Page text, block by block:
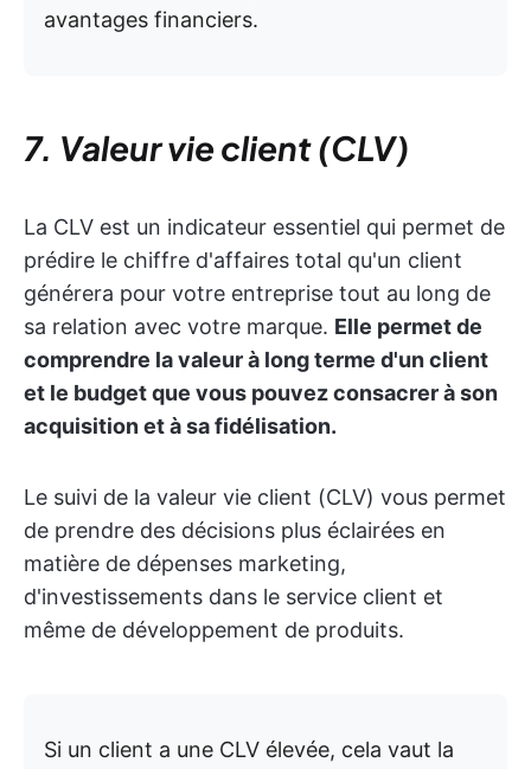
avantages financiers.
7. Valeur vie client (CLV)
La CLV est un indicateur essentiel qui permet de
prédire le chiffre d'affaires total qu'un client
générera pour votre entreprise tout au long de
sa relation avec votre marque. Elle permet de
comprendre la valeur à long terme d'un client
et le budget que vous pouvez consacrer à son
acquisition et à sa fidélisation.
Le suivi de la valeur vie client (CLV) vous permet
de prendre des décisions plus éclairées en
matière de dépenses marketing,
d'investissements dans le service client et
même de développement de produits.
Si un client a une CLV élevée, cela vaut la